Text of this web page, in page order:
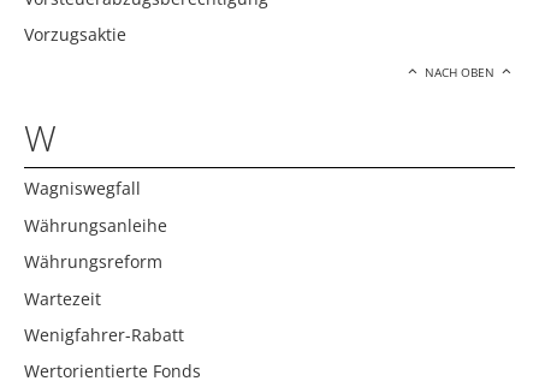
Vorzugsaktie
NACH OBEN
W
Wagniswegfall
Währungsanleihe
Währungsreform
Wartezeit
Wenigfahrer-Rabatt
Wertorientierte Fonds